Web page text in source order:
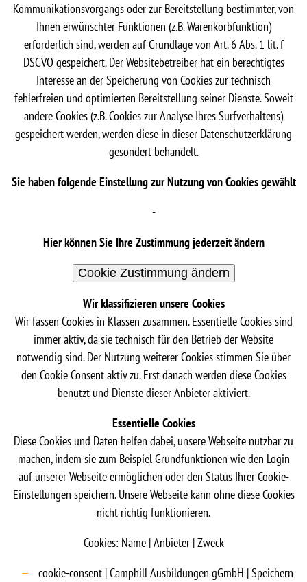
Kommunikationsvorgangs oder zur Bereitstellung bestimmter, von
Ihnen erwünschter Funktionen (z.B. Warenkorbfunktion)
erforderlich sind, werden auf Grundlage von Art. 6 Abs. 1 lit. f
DSGVO gespeichert. Der Websitebetreiber hat ein berechtigtes
Interesse an der Speicherung von Cookies zur technisch
fehlerfreien und optimierten Bereitstellung seiner Dienste. Soweit
andere Cookies (z.B. Cookies zur Analyse Ihres Surfverhaltens)
gespeichert werden, werden diese in dieser Datenschutzerklärung
gesondert behandelt.
Sie haben folgende Einstellung zur Nutzung von Cookies gewählt
-
Hier können Sie Ihre Zustimmung jederzeit ändern
Cookie Zustimmung ändern
Wir klassifizieren unsere Cookies
Wir fassen Cookies in Klassen zusammen. Essentielle Cookies sind
immer aktiv, da sie technisch für den Betrieb der Website
notwendig sind. Der Nutzung weiterer Cookies stimmen Sie über
den Cookie Consent aktiv zu. Erst danach werden diese Cookies
benutzt und Dienste dieser Anbieter aktiviert.
Essentielle Cookies
Diese Cookies und Daten helfen dabei, unsere Webseite nutzbar zu
machen, indem sie zum Beispiel Grundfunktionen wie den Login
auf unserer Webseite ermöglichen oder den Status Ihrer Cookie-
Einstellungen speichern. Unsere Webseite kann ohne diese Cookies
nicht richtig funktionieren.
Cookies: Name | Anbieter | Zweck
cookie-consent | Camphill Ausbildungen gGmbH | Speichern